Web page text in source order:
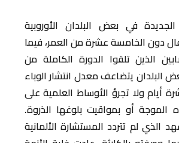
في بعض البلدان الأوروبية
دون الخامسة عشرة من العمر، فيما
الذين تلقوا الدورة الكاملة من
البلدان يتضاعف معدل انتشار الوباء
أيام ولا تجرؤ الأوساط العلمية على
الموجة أو بمواقيت بلوغها الذروة.
الذي لم تتردد المستشارة الألمانية